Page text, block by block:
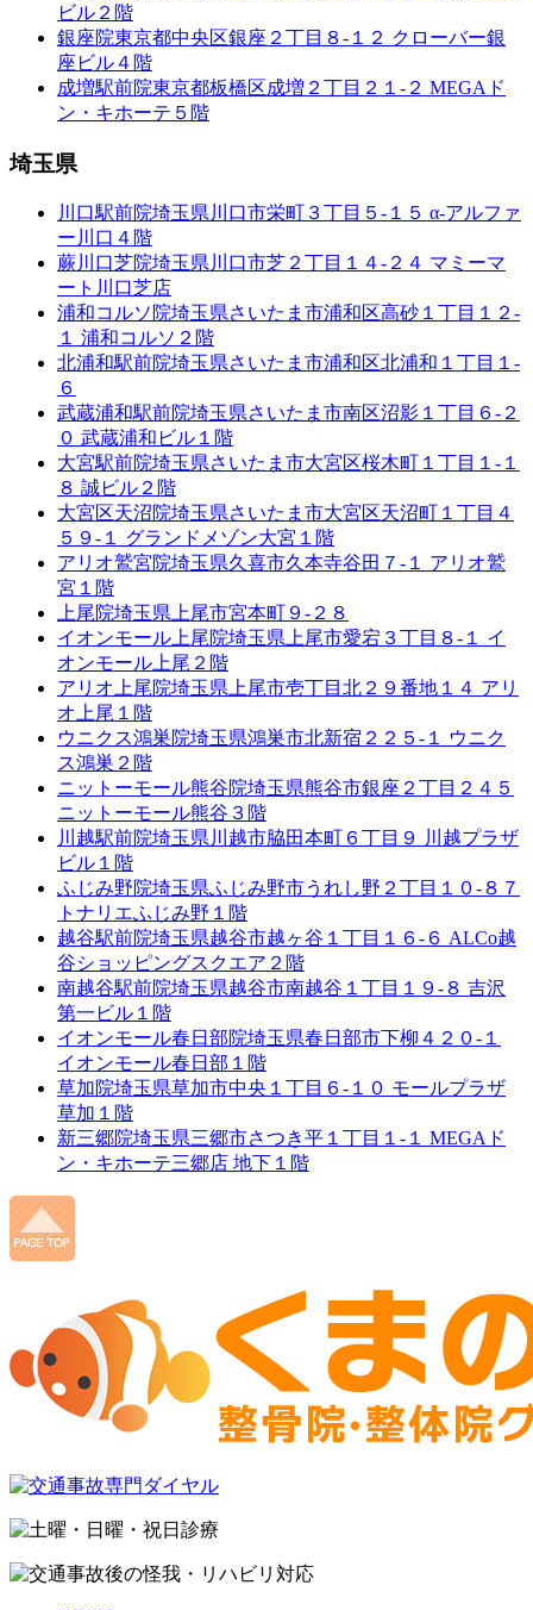
ビル２階
銀座院東京都中央区銀座２丁目８-１２ クローバー銀
座ビル４階
成増駅前院東京都板橋区成増２丁目２１-２ MEGAド
ン・キホーテ５階
埼玉県
川口駅前院埼玉県川口市栄町３丁目５-１５ α-アルファ
ー川口４階
蕨川口芝院埼玉県川口市芝２丁目１４-２４ マミーマ
ート川口芝店
浦和コルソ院埼玉県さいたま市浦和区高砂１丁目１２-
１ 浦和コルソ２階
北浦和駅前院埼玉県さいたま市浦和区北浦和１丁目１-
６
武蔵浦和駅前院埼玉県さいたま市南区沼影１丁目６-２
０ 武蔵浦和ビル１階
大宮駅前院埼玉県さいたま市大宮区桜木町１丁目１-１
８ 誠ビル２階
大宮区天沼院埼玉県さいたま市大宮区天沼町１丁目４
５９-１ グランドメゾン大宮１階
アリオ鷲宮院埼玉県久喜市久本寺谷田７-１ アリオ鷲
宮１階
上尾院埼玉県上尾市宮本町９-２８
イオンモール上尾院埼玉県上尾市愛宕３丁目８-１ イ
オンモール上尾２階
アリオ上尾院埼玉県上尾市壱丁目北２９番地１４ アリ
オ上尾１階
ウニクス鴻巣院埼玉県鴻巣市北新宿２２５-１ ウニク
ス鴻巣２階
ニットーモール熊谷院埼玉県熊谷市銀座２丁目２４５
ニットーモール熊谷３階
川越駅前院埼玉県川越市脇田本町６丁目９ 川越プラザ
ビル１階
ふじみ野院埼玉県ふじみ野市うれし野２丁目１０-８７
トナリエふじみ野１階
越谷駅前院埼玉県越谷市越ヶ谷１丁目１６-６ ALCo越
谷ショッピングスクエア２階
南越谷駅前院埼玉県越谷市南越谷１丁目１９-８ 吉沢
第一ビル１階
イオンモール春日部院埼玉県春日部市下柳４２０-１
イオンモール春日部１階
草加院埼玉県草加市中央１丁目６-１０ モールプラザ
草加１階
新三郷院埼玉県三郷市さつき平１丁目１-１ MEGAド
ン・キホーテ三郷店 地下１階